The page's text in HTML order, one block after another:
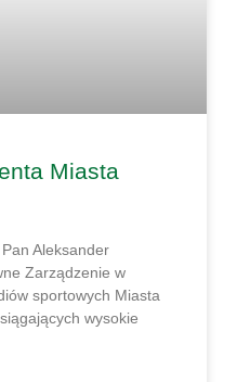
Miasta
Aleksander
Zarządzenie w
sportowych Miasta
wysokie